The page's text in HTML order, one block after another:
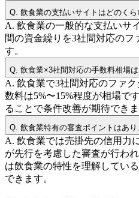
Q. 飲食業の支払いサイトはどのくら
A. 飲食業の一般的な支払いサ
間の資金繰りを3社間対応のフ
す。
Q. 飲食業×3社間対応の手数料相場は
A. 飲食業で3社間対応のファ
数料は5%〜15%程度が相場で
ることで条件改善が期待できま
Q. 飲食業特有の審査ポイントはあり
A. 飲食業では売掛先の信用力
が先行を考慮した審査が行わ
は飲食業の特性を理解してい
できます。